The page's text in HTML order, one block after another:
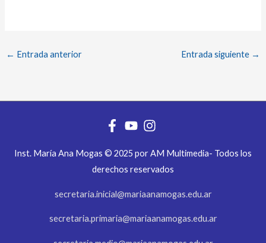
← Entrada anterior Entrada siguiente →
Inst. María Ana Mogas © 2025 por AM Multimedia- Todos los
derechos reservados
secretaria.inicial@mariaanamogas.edu.ar
secretaria.primaria@mariaanamogas.edu.ar